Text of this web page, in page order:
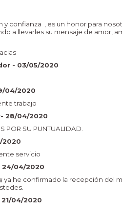
y confianza , es un honor para
a llevarles su mensaje de amor,
- 03/05/2020
04/2020
trabajo
28/04/2020
POR SU PUNTUALIDAD.
2020
servicio
24/04/2020
ya he confirmado la recepción del
21/04/2020